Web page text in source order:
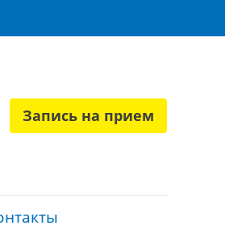
Запись на прием